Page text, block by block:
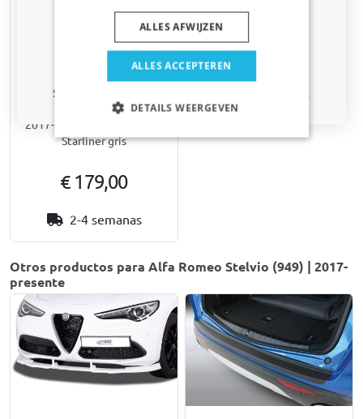
Protector de maletero para
Alfa Romeo Stelvio (949)
2017-presente Kleinmetall
Starliner gris
€ 179,00
2-4 semanas
Otros productos para Alfa Romeo Stelvio (949) | 2017-
presente
ALLES ACCEPTEREN
ALLES AFWIJZEN
DETAILS WEERGEVEN
Solo actualizaciones y ofertas relevantes para tu coche.